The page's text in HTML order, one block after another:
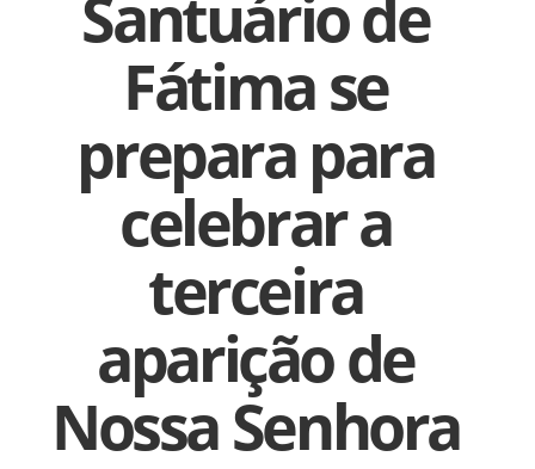
Santuário de
Fátima se
prepara para
celebrar a
terceira
aparição de
Nossa Senhora